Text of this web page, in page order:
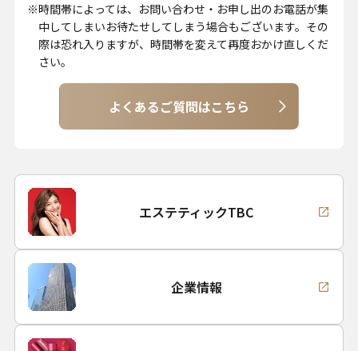
時間帯によっては、お問い合わせ・お申し出のお電話が集
中してしまいお待たせしてしまう場合もございます。その
際は恐れ入りますが、時間帯を変えて再度おかけ直しくだ
さい。
よくあるご質問はこちら
エステティックTBC
企業情報